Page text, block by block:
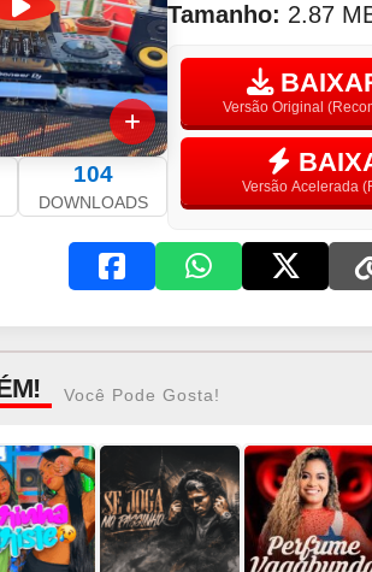
104
DOWNLOADS
Tamanho: 2.87
Versão Original
Versão Acelerada
Você Pode Gosta!